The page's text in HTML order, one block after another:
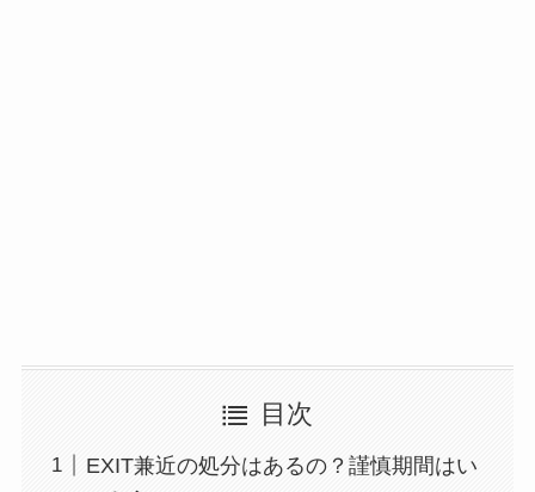
目次
EXIT兼近の処分はあるの？謹慎期間はい